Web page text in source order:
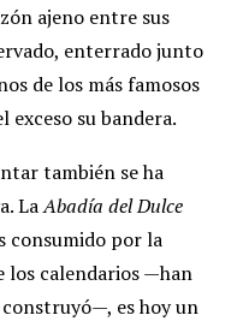
ajeno entre sus
enterrado junto
de los más famosos
su bandera.
también se ha
LaAbadía del Dulce
consumido por la
los calendarios —han
construyó—, es hoy un